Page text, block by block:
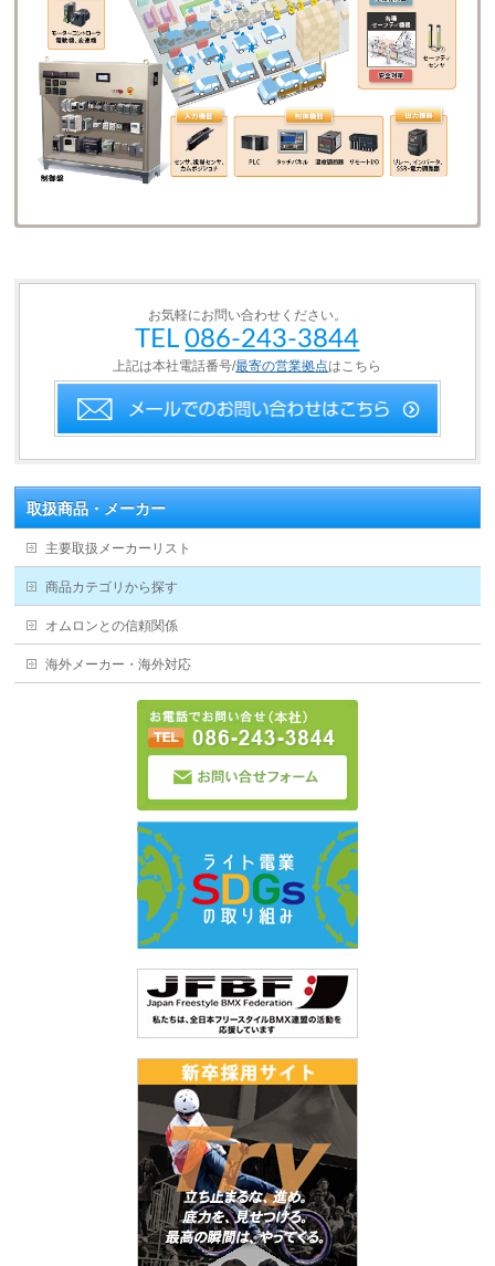
お気軽にお問い合わせください。
TEL086-243-3844
上記は本社電話番号/最寄の営業拠点はこちら
取扱商品・メーカー
主要取扱メーカーリスト
商品カテゴリから探す
オムロンとの信頼関係
海外メーカー・海外対応